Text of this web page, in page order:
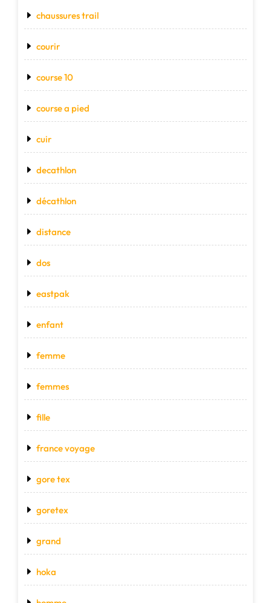
chaussures trail
courir
course 10
course a pied
cuir
decathlon
décathlon
distance
dos
eastpak
enfant
femme
femmes
fille
france voyage
gore tex
goretex
grand
hoka